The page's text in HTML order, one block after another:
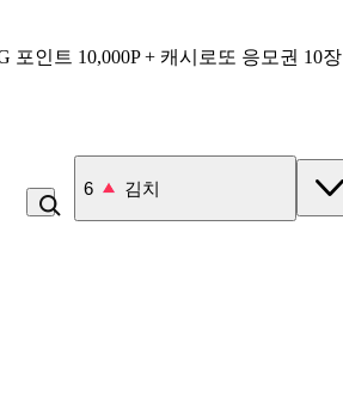
포인트 10,000P + 캐시로또 응모권 10장
7 미각제빵소 더블스콘